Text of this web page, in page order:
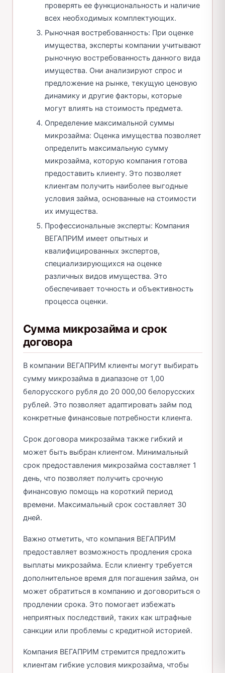
проверять ее функциональность и наличие
всех необходимых комплектующих.
Рыночная востребованность: При оценке
имущества, эксперты компании учитывают
рыночную востребованность данного вида
имущества. Они анализируют спрос и
предложение на рынке, текущую ценовую
динамику и другие факторы, которые
могут влиять на стоимость предмета.
Определение максимальной суммы
микрозайма: Оценка имущества позволяет
определить максимальную сумму
микрозайма, которую компания готова
предоставить клиенту. Это позволяет
клиентам получить наиболее выгодные
условия займа, основанные на стоимости
их имущества.
Профессиональные эксперты: Компания
ВЕГАПРИМ имеет опытных и
квалифицированных экспертов,
специализирующихся на оценке
различных видов имущества. Это
обеспечивает точность и объективность
процесса оценки.
Сумма микрозайма и срок
договора
В компании ВЕГАПРИМ клиенты могут выбирать
сумму микрозайма в диапазоне от 1,00
белорусского рубля до 20 000,00 белорусских
рублей. Это позволяет адаптировать займ под
конкретные финансовые потребности клиента.
Срок договора микрозайма также гибкий и
может быть выбран клиентом. Минимальный
срок предоставления микрозайма составляет 1
день, что позволяет получить срочную
финансовую помощь на короткий период
времени. Максимальный срок составляет 30
дней.
Важно отметить, что компания ВЕГАПРИМ
предоставляет возможность продления срока
выплаты микрозайма. Если клиенту требуется
дополнительное время для погашения займа, он
может обратиться в компанию и договориться о
продлении срока. Это помогает избежать
неприятных последствий, таких как штрафные
санкции или проблемы с кредитной историей.
Компания ВЕГАПРИМ стремится предложить
клиентам гибкие условия микрозайма, чтобы